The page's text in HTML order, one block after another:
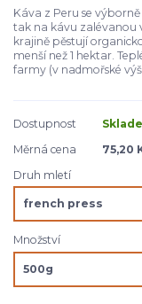
Káva z Peru se
tak na kávu zalévanou
krajině pěstují
menší než 1 hektar.
farmy (v nadmořské
Dostupnost
Měrná cena
75,20
Druh mletí
Množství